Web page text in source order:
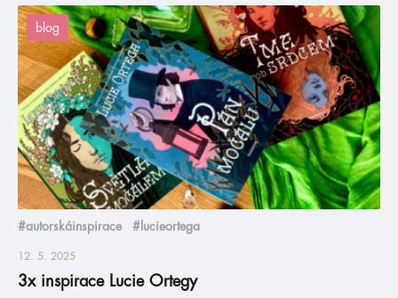
blog
#autorskáinspirace #lucieortega
12. 5. 2025
3x inspirace Lucie Ortegy